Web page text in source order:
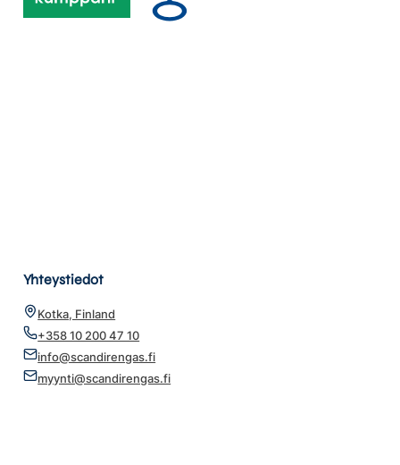
Yhteystiedot
Kotka, Finland
+358 10 200 47 10
info@scandirengas.fi
myynti@scandirengas.fi